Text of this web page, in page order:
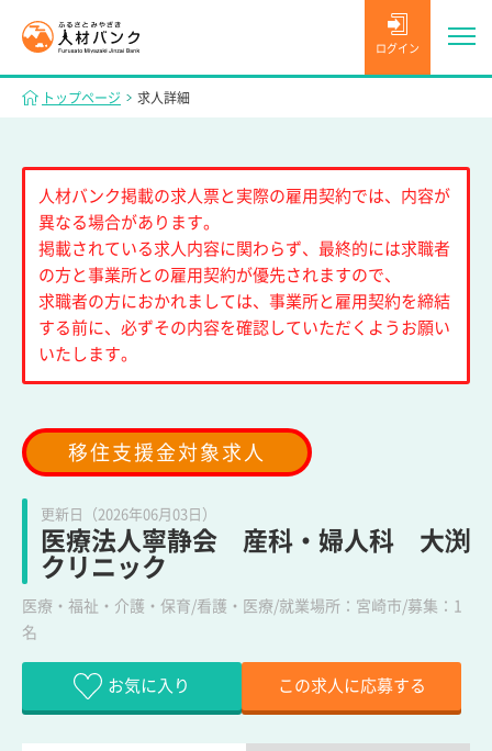
ログイン
トップページ 求人詳細
人材バンク掲載の求人票と実際の雇用契約では、内容が
異なる場合があります。
掲載されている求人内容に関わらず、最終的には求職者
の方と事業所との雇用契約が優先されますので、
求職者の方におかれましては、事業所と雇用契約を締結
する前に、必ずその内容を確認していただくようお願い
いたします。
移住支援金対象求人
更新日（2026年06月03日）
医療法人寧静会 産科・婦人科 大渕
クリニック
医療・福祉・介護・保育/看護・医療/就業場所：宮崎市/募集：1
名
お気に入り この求人に応募する